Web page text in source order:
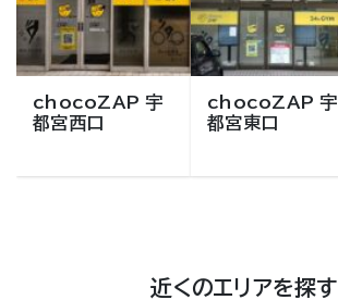
chocoZAP 宇
都宮西口
chocoZAP 宇
都宮東口
近くのエリアを探す